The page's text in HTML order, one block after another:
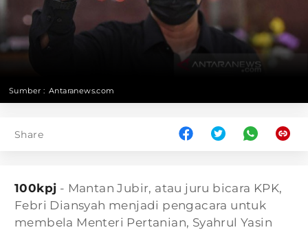
Sumber : Antaranews.com
Share
100kpj - Mantan Jubir, atau juru bicara KPK,
Febri Diansyah menjadi pengacara untuk
membela Menteri Pertanian, Syahrul Yasin